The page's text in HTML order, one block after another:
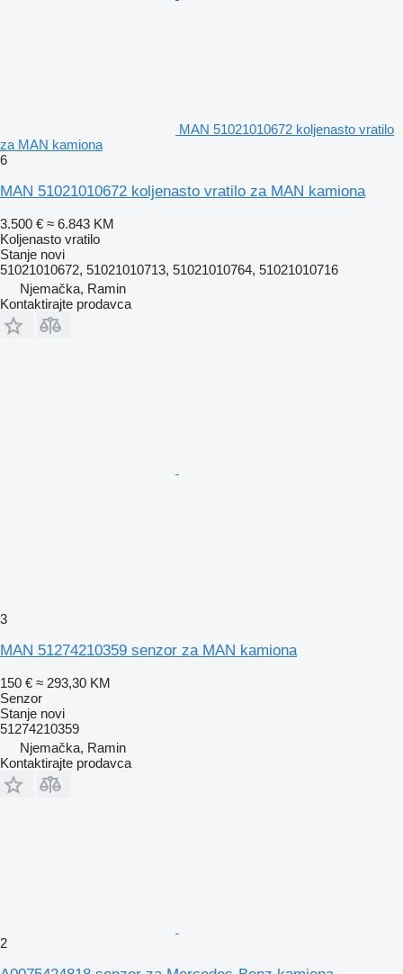
MAN 51021010672 koljenasto vratilo
za MAN kamiona
6
MAN 51021010672 koljenasto vratilo za MAN kamiona
3.500 € ≈ 6.843 KM
Koljenasto vratilo
Stanje novi
51021010672, 51021010713, 51021010764, 51021010716
Njemačka, Ramin
Kontaktirajte prodavca
3
MAN 51274210359 senzor za MAN kamiona
150 € ≈ 293,30 KM
Senzor
Stanje novi
51274210359
Njemačka, Ramin
Kontaktirajte prodavca
2